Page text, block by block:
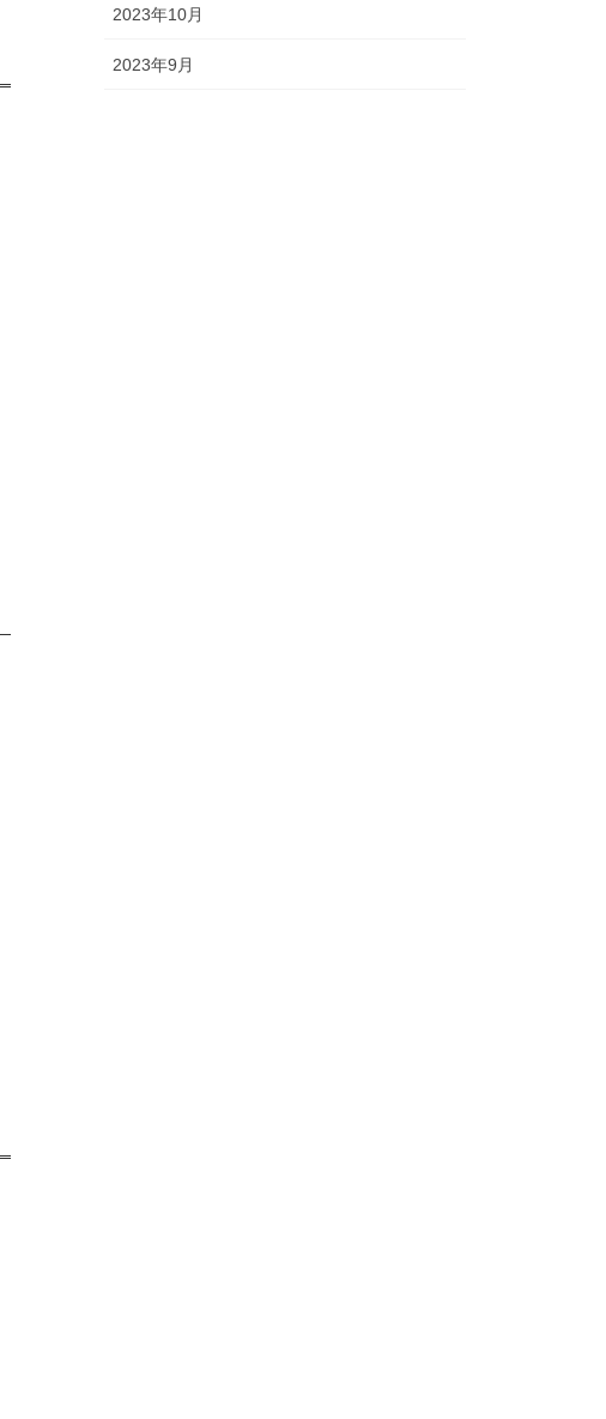
2023年10月
2023年9月